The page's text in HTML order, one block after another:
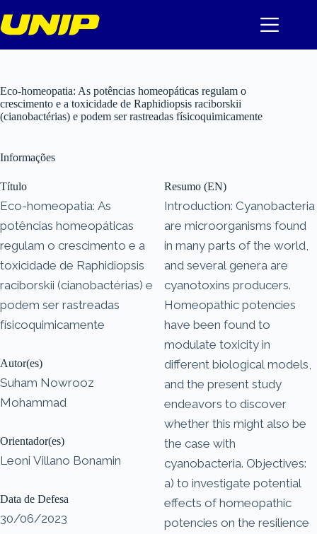
para
o
Eco-homeopatia: As potências homeopáticas regulam o
crescimento e a toxicidade de Raphidiopsis raciborskii
(cianobactérias) e podem ser rastreadas físicoquimicamente
Informações
Título
Eco-homeopatia: As
potências homeopáticas
regulam o crescimento e a
toxicidade de Raphidiopsis
raciborskii (cianobactérias) e
podem ser rastreadas
físicoquimicamente
Autor(es)
Suham Nowrooz
Mohammad
Orientador(es)
Leoni Villano Bonamin
Data de Defesa
30/06/2023
Resumo (EN)
Introduction: Cyanobacteria
are microorganisms found
in many parts of the world,
and several genera are
cyanotoxins producers.
Homeopathic potencies
have been found to
modulate toxicity in
different biological models,
and the present study
endeavors to discover
whether this might also be
the case with
cyanobacteria. Objectives:
a) to investigate potential
effects of homeopathic
potencies on the resilience